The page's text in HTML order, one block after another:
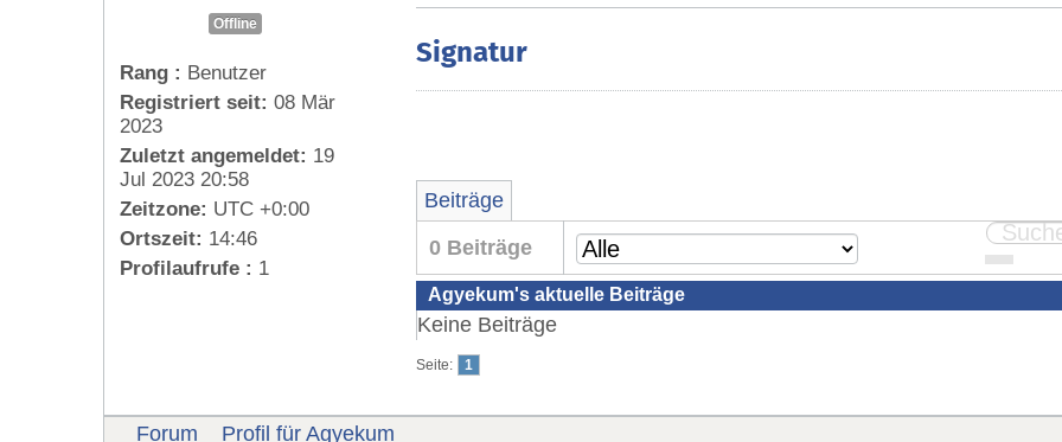
Offline
Rang : Benutzer
Registriert seit: 08 Mär
2023
Zuletzt angemeldet: 19
Jul 2023 20:58
Zeitzone: UTC +0:00
Ortszeit: 14:46
Profilaufrufe : 1
Signatur
Beiträge
0 Beiträge
Agyekum's aktuelle Beiträge
Keine Beiträge
Seite: 1
Forum Profil für Agyekum